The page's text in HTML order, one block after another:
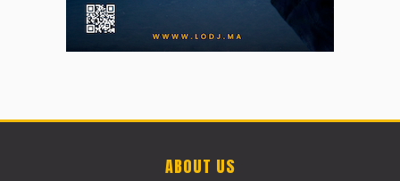
ABOUT US